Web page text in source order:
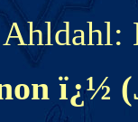
ï¿½